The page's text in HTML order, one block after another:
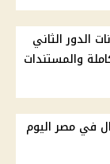
الدور الثاني
كاملة والمستندات
في مصر اليوم